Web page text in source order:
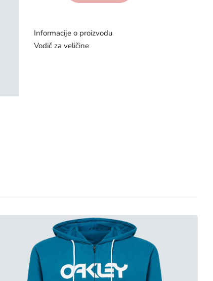
Informacije o proizvodu
Vodič za veličine